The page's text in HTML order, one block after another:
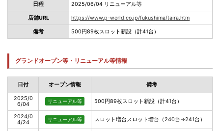
日程 2025/06/04 リニューアル等
店舗URL https://www.p-world.co.jp/fukushima/taira.htm
備考 500円89枚スロット新設（計41台）
グランドオープン等・リニューアル等情報
日付 オープン情報 備考
2025/0
6/04
リニューアル等 500円89枚スロット新設（計41台）
2024/0
4/24
リニューアル等 スロット増台スロット増台（240台→241台）